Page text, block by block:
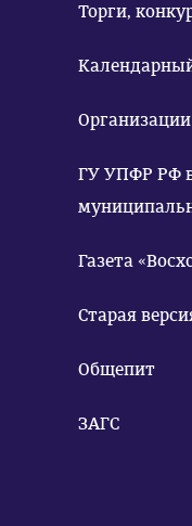
Торги,
ГУ УПФР РФ
Газета
Старая
Общепит
ЗАГС